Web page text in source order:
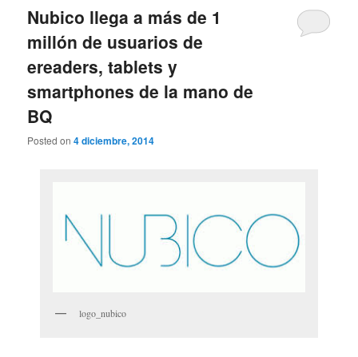
Nubico llega a más de 1
millón de usuarios de
ereaders, tablets y
smartphones de la mano de
BQ
Posted on4 diciembre, 2014
logo_nubico